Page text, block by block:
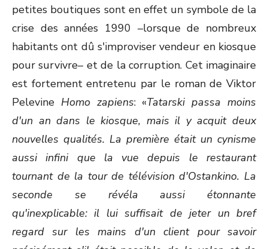
petites boutiques sont en effet un symbole de la
crise des années 1990 –lorsque de nombreux
habitants ont dû s'improviser vendeur en kiosque
pour survivre– et de la corruption. Cet imaginaire
est fortement entretenu par le roman de Viktor
Pelevine Homo zapiens: «Tatarski passa moins
d'un an dans le kiosque, mais il y acquit deux
nouvelles qualités. La première était un cynisme
aussi infini que la vue depuis le restaurant
tournant de la tour de télévision d'Ostankino. La
seconde se révéla aussi étonnante
qu'inexplicable: il lui suffisait de jeter un bref
regard sur les mains d'un client pour savoir